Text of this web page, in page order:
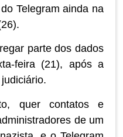
Telegram ainda na
parte dos dados
feira (21), após a
quer contatos e
de um